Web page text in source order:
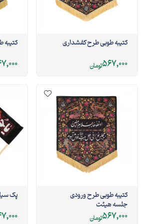
کتیبه طوبی طرح کفشداری
567,000تومان
کتیبه
کتیبه طوبی طرح ورودی
جلسه هیئت
567,000تومان
پک